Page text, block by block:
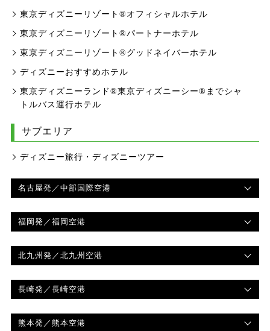
東京ディズニーリゾート®オフィシャルホテル
東京ディズニーリゾート®パートナーホテル
東京ディズニーリゾート®グッドネイバーホテル
ディズニーおすすめホテル
東京ディズニーランド®東京ディズニーシー®までシャ
トルバス運行ホテル
サブエリア
ディズニー旅行・ディズニーツアー
名古屋発 ／中部国際空港
福岡発 ／福岡空港
北九州発 ／北九州空港
長崎発 ／長崎空港
熊本発 ／熊本空港